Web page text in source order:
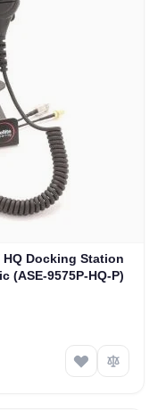
HQ Docking Station
(ASE-9575P-HQ-P)